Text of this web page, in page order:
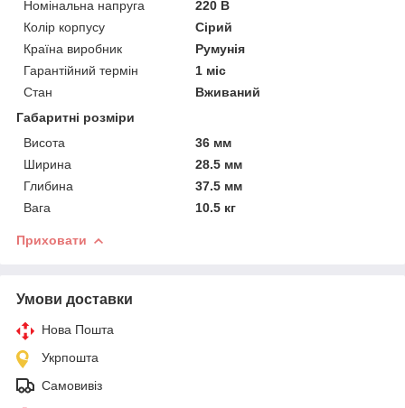
Номінальна напруга
220 В
Колір корпусу
Сірий
Країна виробник
Румунія
Гарантійний термін
1 міс
Стан
Вживаний
Габаритні розміри
Висота
36 мм
Ширина
28.5 мм
Глибина
37.5 мм
Вага
10.5 кг
Приховати
Умови доставки
Нова Пошта
Укрпошта
Самовивіз